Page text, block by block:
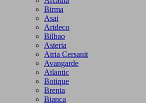
Birma
Asai
Artdeco
Bilbao
Asteria
Atria Cersanit
Avangarde
Atlantic
Botique
Brenta
Bianca